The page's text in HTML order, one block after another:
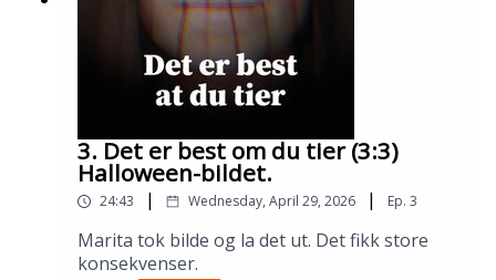
3. Det er best om du tier (3:3)
Halloween-bildet.
24:43 | Wednesday, April 29, 2026 | Ep. 3
Marita tok bilde og la det ut. Det fikk store
konsekvenser.